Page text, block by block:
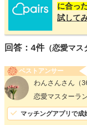
に合っ
試して
回答： 4件（恋愛マス
ベストアンサー
わんさんさん （
恋愛マスターラ
マッチングアプリで成